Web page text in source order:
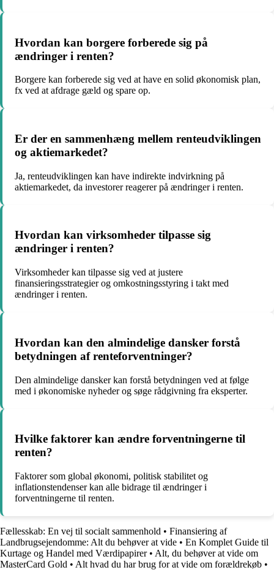
Hvordan kan borgere forberede sig på
ændringer i renten?
Borgere kan forberede sig ved at have en solid økonomisk plan,
fx ved at afdrage gæld og spare op.
Er der en sammenhæng mellem renteudviklingen
og aktiemarkedet?
Ja, renteudviklingen kan have indirekte indvirkning på
aktiemarkedet, da investorer reagerer på ændringer i renten.
Hvordan kan virksomheder tilpasse sig
ændringer i renten?
Virksomheder kan tilpasse sig ved at justere
finansieringsstrategier og omkostningsstyring i takt med
ændringer i renten.
Hvordan kan den almindelige dansker forstå
betydningen af renteforventninger?
Den almindelige dansker kan forstå betydningen ved at følge
med i økonomiske nyheder og søge rådgivning fra eksperter.
Hvilke faktorer kan ændre forventningerne til
renten?
Faktorer som global økonomi, politisk stabilitet og
inflationstendenser kan alle bidrage til ændringer i
forventningerne til renten.
Fællesskab: En vej til socialt sammenhold • Finansiering af
Landbrugsejendomme: Alt du behøver at vide • En Komplet Guide til
Kurtage og Handel med Værdipapirer• Alt, du behøver at vide om
MasterCard Gold • Alt hvad du har brug for at vide om forældrekøb •